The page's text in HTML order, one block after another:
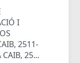
I
2511-
CAIB, 25...